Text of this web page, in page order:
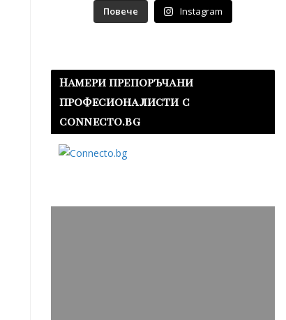
Повече Instagram
Намери препоръчани
професионалисти с
connecto.bg